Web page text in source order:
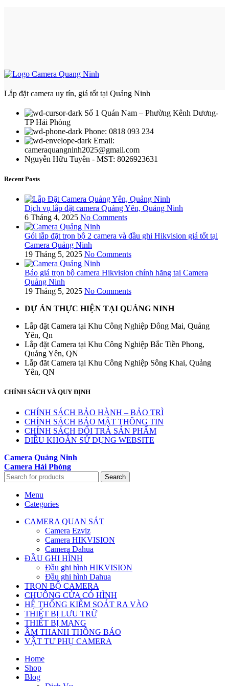
Lắp đặt camera uy tín, giá tốt tại Quảng Ninh
Số 1 Quán Nam – Phường Kênh Dương-
TP Hải Phòng
Phone: 0818 093 234
Email:
cameraquangninh2025@gmail.com
Nguyễn Hữu Tuyên - MST: 8026923631
Recent Posts
Dịch vụ lắp đặt camera Quảng Yên, Quảng Ninh
6 Tháng 4, 2025 No Comments
Gói lắp đặt trọn bộ 2 camera và đầu ghi Hikvision giá tốt tại
Camera Quảng Ninh
19 Tháng 5, 2025 No Comments
Báo giá trọn bộ camera Hikvision chính hãng tại Camera
Quảng Ninh
19 Tháng 5, 2025 No Comments
DỰ ÁN THỰC HIỆN TẠI QUẢNG NINH
Lắp đặt Camera tại Khu Công Nghiệp Đông Mai, Quảng
Yên, Qn
Lắp đặt Camera tại Khu Công Nghiệp Bắc Tiền Phong,
Quảng Yên, QN
Lắp đăt Camera tại Khu Công Nghiệp Sông Khai, Quảng
Yên, QN
CHÍNH SÁCH VÀ QUY ĐỊNH
CHÍNH SÁCH BẢO HÀNH – BẢO TRÌ
CHÍNH SÁCH BẢO MẬT THÔNG TIN
CHÍNH SÁCH ĐỔI TRẢ SẢN PHẨM
ĐIỀU KHOẢN SỬ DỤNG WEBSITE
Camera Quảng Ninh
Camera Hải Phòng
Search
Menu
Categories
CAMERA QUAN SÁT
Camera Ezviz
Camera HIKVISION
Camera Dahua
ĐẦU GHI HÌNH
Đầu ghi hình HIKVISION
Đầu ghi hình Dahua
TRỌN BỘ CAMERA
CHUÔNG CỬA CÓ HÌNH
HỆ THỐNG KIỂM SOÁT RA VÀO
THIẾT BỊ LƯU TRỮ
THIẾT BỊ MẠNG
ÂM THANH THÔNG BÁO
VẬT TƯ PHỤ CAMERA
Home
Shop
Blog